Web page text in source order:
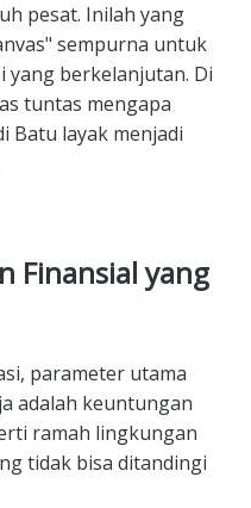
pesat. Inilah yang
sempurna untuk
yang berkelanjutan. Di
tuntas mengapa
Batu layak menjadi
Finansial yang
parameter utama
adalah keuntungan
ramah lingkungan
tidak bisa ditandingi